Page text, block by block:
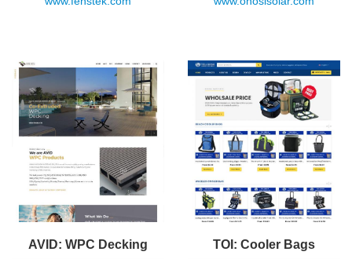
AVID: WPC Decking TOI: Cooler Bags